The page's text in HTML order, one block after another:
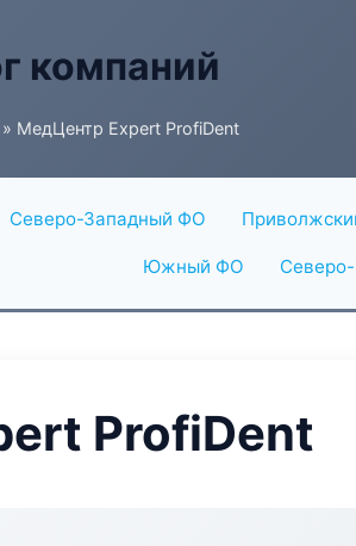
компаний
» МедЦентр Expert ProfiDent
Северо-Западный ФО
Южный ФО
ProfiDent